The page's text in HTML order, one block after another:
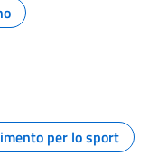
per lo sport